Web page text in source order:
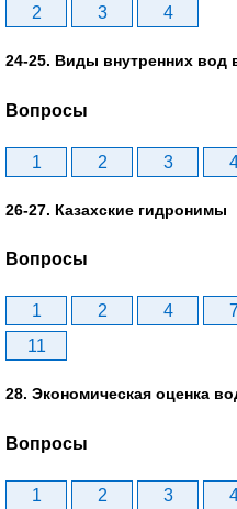
2 3 4
24-25. Виды внутренних вод
Вопросы
1 2 3
26-27. Казахские гидронимы
Вопросы
1 2 4 7
11
28. Экономическая оценка
Вопросы
1 2 3